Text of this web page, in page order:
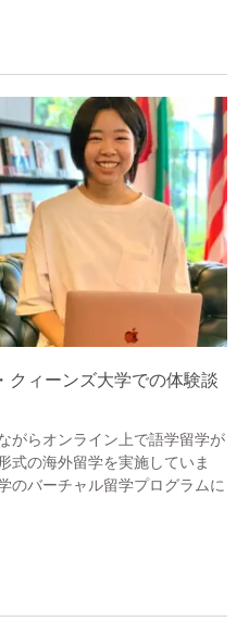
クィーンズ大学での体験談
がらオンライン上で語学留学が
式の海外留学を実施していま
のバーチャル留学プログラムに